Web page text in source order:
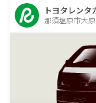
トヨタレンタ
那須塩原市大